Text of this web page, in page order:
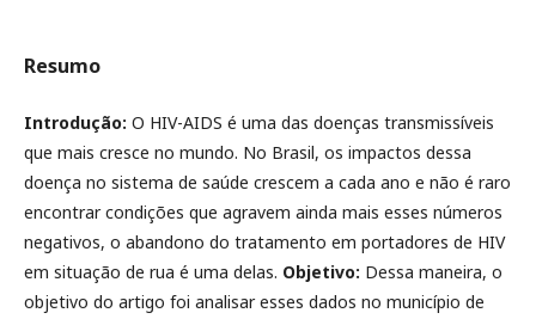
Resumo
Introdução: O HIV-AIDS é uma das doenças transmissíveis
que mais cresce no mundo. No Brasil, os impactos dessa
doença no sistema de saúde crescem a cada ano e não é raro
encontrar condições que agravem ainda mais esses números
negativos, o abandono do tratamento em portadores de HIV
em situação de rua é uma delas. Objetivo: Dessa maneira, o
objetivo do artigo foi analisar esses dados no município de